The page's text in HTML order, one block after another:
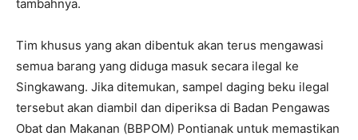
tambahnya.
Tim khusus yang akan dibentuk akan terus mengawasi
semua barang yang diduga masuk secara ilegal ke
Singkawang. Jika ditemukan, sampel daging beku ilegal
tersebut akan diambil dan diperiksa di Badan Pengawas
Obat dan Makanan (BBPOM) Pontianak untuk memastikan